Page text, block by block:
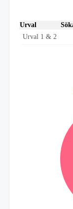
Urval
Urval 1 & 2